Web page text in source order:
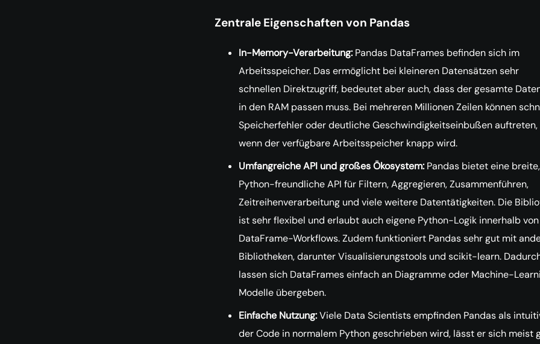
Zentrale Eigenschaften von Pandas
In-Memory-Verarbeitung:Pandas DataFrames befinden sich im
Arbeitsspeicher. Das ermöglicht bei kleineren Datensätzen sehr
schnellen Direktzugriff, bedeutet aber auch, dass der gesamte
in den RAM passen muss. Bei mehreren Millionen Zeilen können
Speicherfehler oder deutliche Geschwindigkeitseinbußen auftreten,
wenn der verfügbare Arbeitsspeicher knapp wird.
Umfangreiche API und großes Ökosystem:Pandas bietet eine breite,
Python-freundliche API für Filtern, Aggregieren, Zusammenführen,
Zeitreihenverarbeitung und viele weitere Datentätigkeiten. Die
ist sehr flexibel und erlaubt auch eigene Python-Logik innerhalb von
DataFrame-Workflows. Zudem funktioniert Pandas sehr gut mit
Bibliotheken, darunter Visualisierungstools und scikit-learn.
lassen sich DataFrames einfach an Diagramme oder Machine-
Modelle übergeben.
Einfache Nutzung:Viele Data Scientists empfinden Pandas als
der Code in normalem Python geschrieben wird, lässt er sich meist